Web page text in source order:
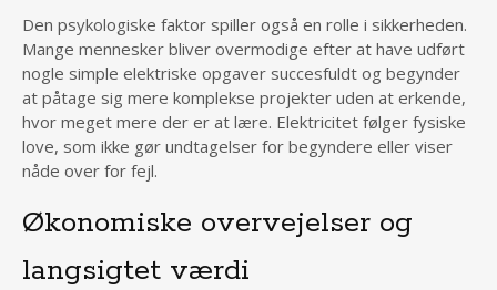
Den psykologiske faktor spiller også en rolle i sikkerheden.
Mange mennesker bliver overmodige efter at have udført
nogle simple elektriske opgaver succesfuldt og begynder
at påtage sig mere komplekse projekter uden at erkende,
hvor meget mere der er at lære. Elektricitet følger fysiske
love, som ikke gør undtagelser for begyndere eller viser
nåde over for fejl.
Økonomiske overvejelser og
langsigtet værdi